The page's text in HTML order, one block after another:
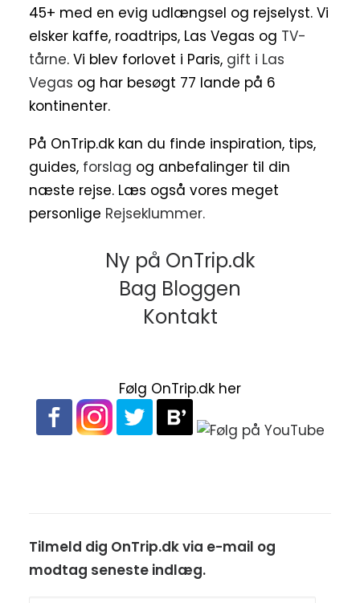
45+ med en evig udlængsel og rejselyst. Vi
elsker kaffe, roadtrips, Las Vegas og TV-
tårne. Vi blev forlovet i Paris, gift i Las
Vegas og har besøgt 77 lande på 6
kontinenter.
På OnTrip.dk kan du finde inspiration, tips,
guides, forslag og anbefalinger til din
næste rejse. Læs også vores meget
personlige Rejseklummer.
Ny på OnTrip.dk
Bag Bloggen
Kontakt
Følg OnTrip.dk her
Tilmeld dig OnTrip.dk via e-mail og
modtag seneste indlæg.